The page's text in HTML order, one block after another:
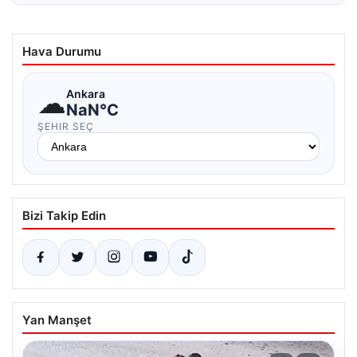
Hava Durumu
☁Ankara
NaN°C
ŞEHIR SEÇ
Bizi Takip Edin
Yan Manşet